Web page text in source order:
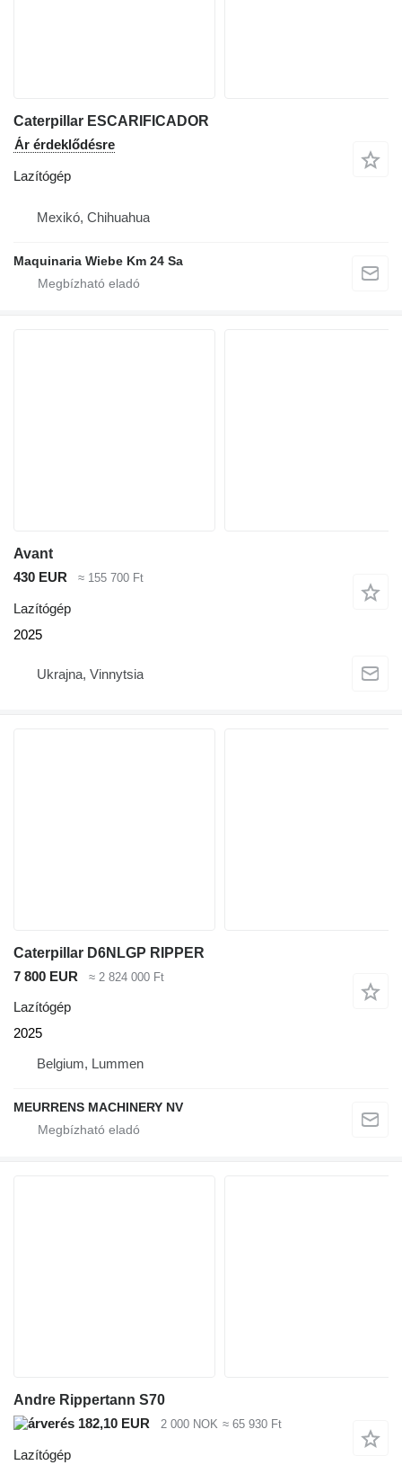
Caterpillar ESCARIFICADOR
Ár érdeklődésre
Lazítógép
Mexikó, Chihuahua
Maquinaria Wiebe Km 24 Sa
Avant
430 EUR
≈ 155 700 Ft
Lazítógép
2025
Ukrajna, Vinnytsia
Caterpillar D6NLGP RIPPER
7 800 EUR
≈ 2 824 000 Ft
Lazítógép
2025
Belgium, Lummen
MEURRENS MACHINERY NV
Andre Rippertann S70
182,10 EUR
2 000 NOK ≈ 65 930 Ft
Lazítógép